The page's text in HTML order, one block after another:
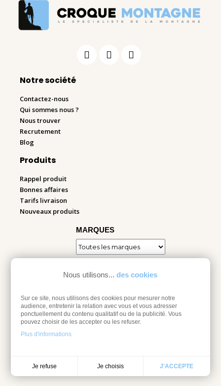
Nous utilisons... des cookies
Sur ce site, nous utilisons des cookies pour mesurer notre
audience, entretenir la relation avec vous et vous adresser
ponctuellement du contenu qualitatif ou de la publicité. Vous
pouvez choisir de les accepter ou les refuser.
Plus d'informations
Je refuse Je choisis J'ACCEPTE
Notre société
Contactez-nous
Qui sommes nous ?
Nous trouver
Recrutement
Blog
Produits
Rappel produit
Bonnes affaires
Tarifs livraison
Nouveaux produits
MARQUES
Commandes
Adresses
Bons de réduction
Espace pro